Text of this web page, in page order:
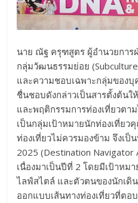
นาย ณัฐ ครุฑสูตร ผู้อำนวยการ
กลุ่มวัฒนธรรมย่อย
และความชอบเฉพาะกลุ่มของ
ชื่นชอบดังกล่าวเป็นสารตั้งต้นใ
และพฤติกรรมการท่องเที่ยวตา
เป็นกลุ่มเป้าหมายนักท่องเที่ย
ท่องเที่ยวไม่ควรมองข้าม จึงเป็
2025 (Destination
เนื่องมาเป็นปีที่ 2 โดยมีเป้าหม
ไลฟ์สไตล์ และตัวตนของนักเดิ
ออกแบบเส้นทางท่องเที่ยวที่ตอ